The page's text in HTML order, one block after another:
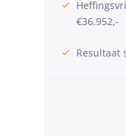
€36.952,-
Resultaat